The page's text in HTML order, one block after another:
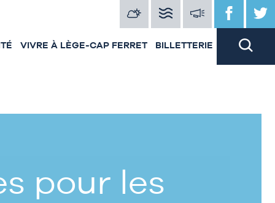
VIVRE À LÈGE-CAP FERRET BILLETTERIE
pour les